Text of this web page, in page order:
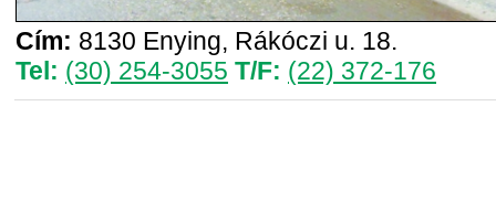
Cím: 8130 Enying, Rákóczi u. 18.
Tel: (30) 254-3055 T/F: (22) 372-176